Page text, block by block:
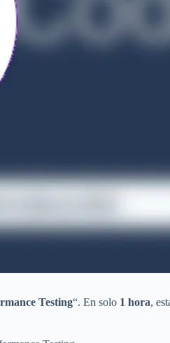
Testing“. En solo 1 hora,